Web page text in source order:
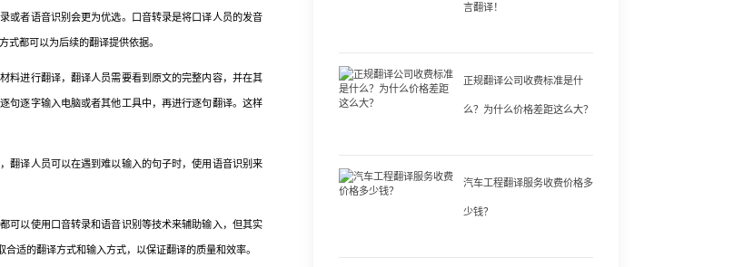
或者语音识别会更为优选。口音转录是将口译人员的发音
都可以为后续的翻译提供依据。
进行翻译，翻译人员需要看到原文的完整内容，并在其
句逐字输入电脑或者其他工具中，再进行逐句翻译。这样
译人员可以在遇到难以输入的句子时，使用语音识别来
以使用口音转录和语音识别等技术来辅助输入，但其实
适的翻译方式和输入方式，以保证翻译的质量和效率。
言翻译！
正规翻译公司收费标准是什
么？为什么价格差距这么大？
汽车工程翻译服务收费价格多
少钱？